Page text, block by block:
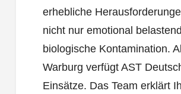
erhebliche
nicht nur emotional
biologische Kontamination.
Warburg verfügt AST
Einsätze. Das Team erklärt